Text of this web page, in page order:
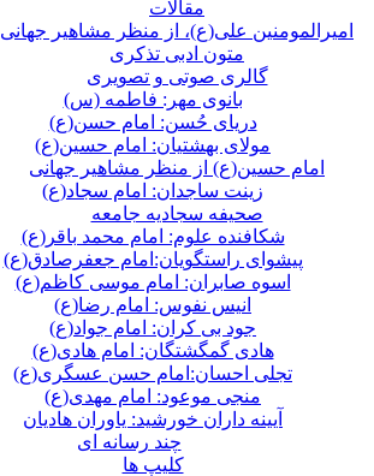
مقالات
امیرالمومنین علی(ع)، از منظر مشاهیر جهانی
متون ادبی تذکری
گالری صوتی و تصویری
بانوی مهر: فاطمه (س)
دریای حُسن: امام حسن(ع)
مولای بهشتیان: امام حسین(ع)
امام حسین(ع) از منظر مشاهیر جهانی
زینت ساجدان: امام سجاد(ع)
صحیفه سجادیه جامعه
شکافنده علوم: امام محمد باقر(ع)
پیشوای راستگویان:امام جعفرصادق(ع)
اسوه صابران: امام موسی کاظم(ع)
انیس نفوس: امام رضا(ع)
جود بی کران: امام جواد(ع)
هادی گمگشتگان: امام هادی(ع)
تجلی احسان:امام حسن عسگری(ع)
منجی موعود: امام مهدی(ع)
آیینه داران خورشید: یاوران هادیان
چند رسانه ای
کلیپ ها